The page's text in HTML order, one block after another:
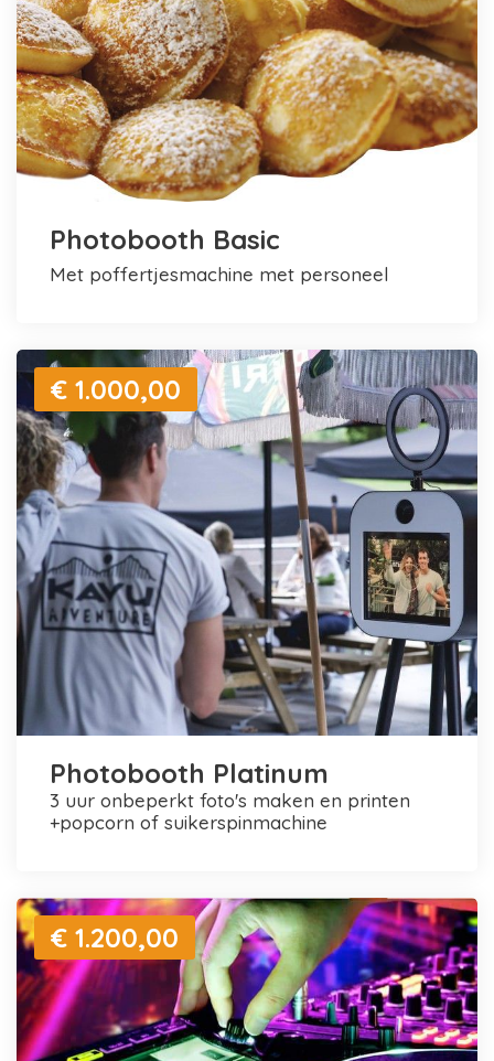
Photobooth Basic
met poffertjesmachine met personeel
€ 1.000,00
Photobooth Platinum
3 uur onbeperkt foto's maken en printen
+popcorn of suikerspinmachine
€ 1.200,00